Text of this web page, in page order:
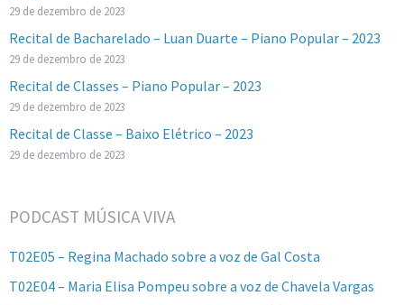
29 de dezembro de 2023
Recital de Bacharelado – Luan Duarte – Piano Popular – 2023
29 de dezembro de 2023
Recital de Classes – Piano Popular – 2023
29 de dezembro de 2023
Recital de Classe – Baixo Elétrico – 2023
29 de dezembro de 2023
PODCAST MÚSICA VIVA
T02E05 – Regina Machado sobre a voz de Gal Costa
T02E04 – Maria Elisa Pompeu sobre a voz de Chavela Vargas